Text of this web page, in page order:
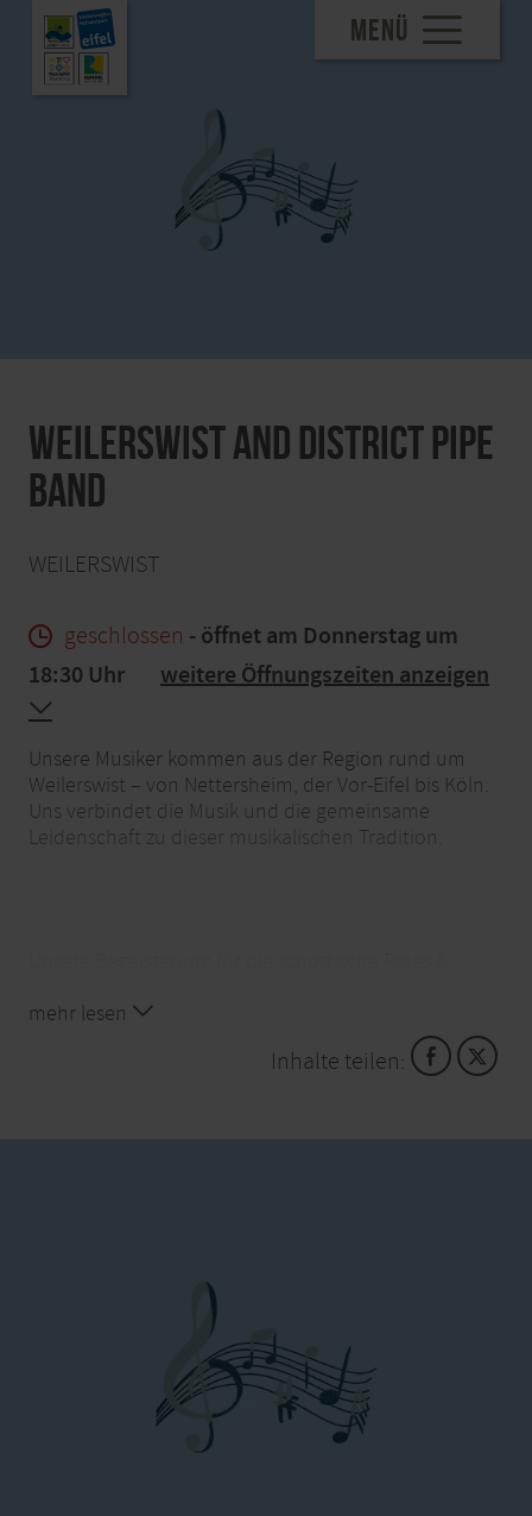
MENÜ
Weilerswist and District Pipe
Band
WEILERSWIST
geschlossen - öffnet am Donnerstag um
18:30 Uhr
weitere Öffnungszeiten anzeigen
Unsere Musiker kommen aus der Region rund um
Weilerswist – von Nettersheim, der Vor-Eifel bis Köln.
Uns verbindet die Musik und die gemeinsame
Leidenschaft zu dieser musikalischen Tradition.
und treten auf allen denkbaren Anlässen auf.
mehr lesen
Inhalte teilen: